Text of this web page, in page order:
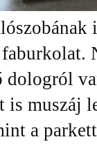
muszáj
a